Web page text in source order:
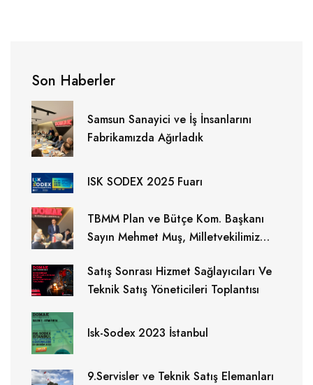
Son Haberler
Samsun Sanayici ve İş İnsanlarını
Fabrikamızda Ağırladık
ISK SODEX 2025 Fuarı
TBMM Plan ve Bütçe Kom. Başkanı
Sayın Mehmet Muş, Milletvekilimiz
Belediye Başkanımız Halit Doğan
ziyaretimizde bulundular.
Satış Sonrası Hizmet Sağlayıcıları Ve
Teknik Satış Yöneticileri Toplantısı
Isk-Sodex 2023 İstanbul
9.Servisler ve Teknik Satış Elemanları